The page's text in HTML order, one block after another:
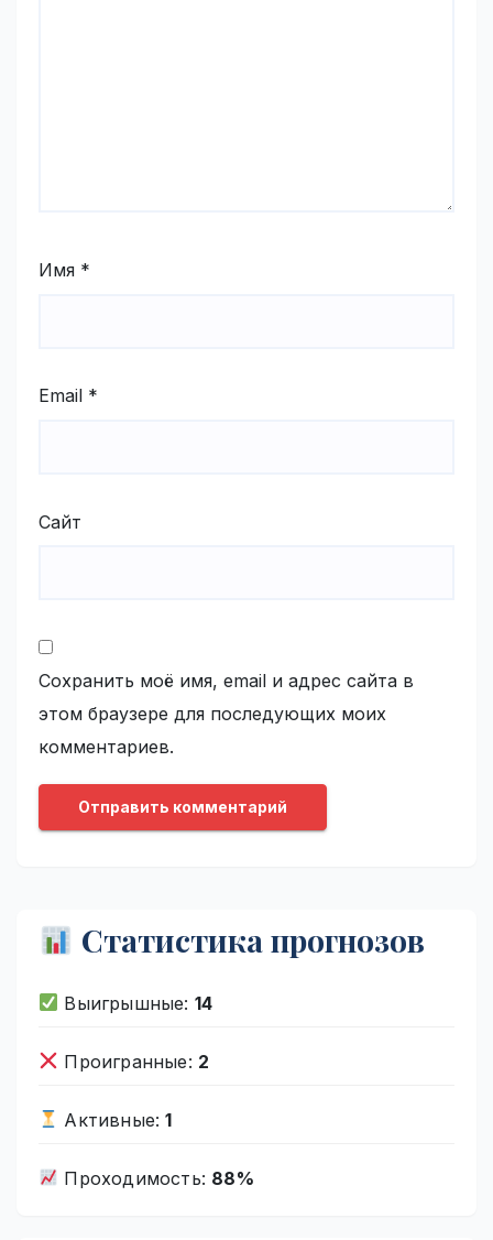
Имя *
Email *
Сайт
Сохранить моё имя, email и адрес сайта в
этом браузере для последующих моих
комментариев.
Статистика прогнозов
Выигрышные: 14
Проигранные: 2
Активные:1
Проходимость: 88%